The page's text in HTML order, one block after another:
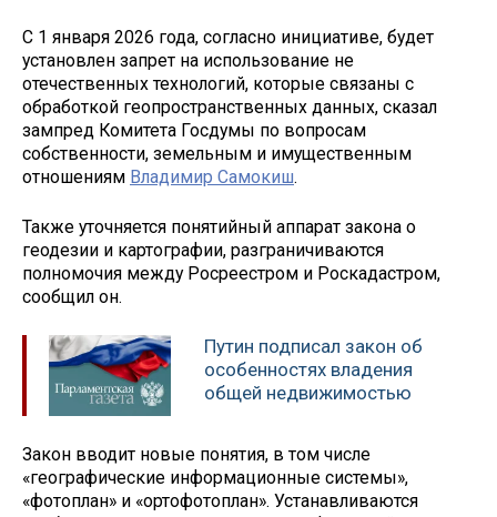
С 1 января 2026 года, согласно инициативе, будет
установлен запрет на использование не
отечественных технологий, которые связаны с
обработкой геопространственных данных, сказал
зампред Комитета Госдумы по вопросам
собственности, земельным и имущественным
отношениям Владимир Самокиш.
Также уточняется понятийный аппарат закона о
геодезии и картографии, разграничиваются
полномочия между Росреестром и Роскадастром,
сообщил он.
Путин подписал закон об
особенностях владения
общей недвижимостью
Закон вводит новые понятия, в том числе
«географические информационные системы»,
«фотоплан» и «ортофотоплан». Устанавливаются